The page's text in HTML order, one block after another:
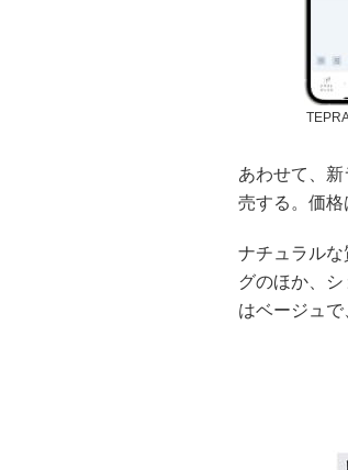
あわせて、
売する。価格
ナチュラル
グのほか、
はベージュで